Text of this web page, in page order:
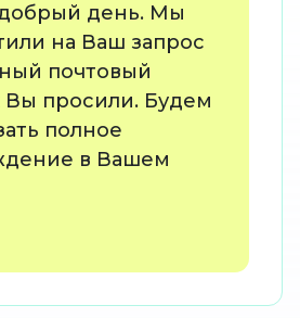
день. Мы
на Ваш запрос
почтовый
Вы просили. Будем
полное
в Вашем